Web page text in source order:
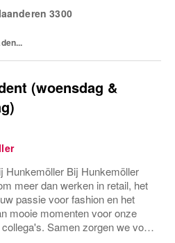
de toon voor de mode-industrie...
3300
(woensdag &
Hunkemöller Bij Hunkemöller
meer dan werken in retail, het
passie voor fashion en het
mooie momenten voor onze
Samen zorgen we voor